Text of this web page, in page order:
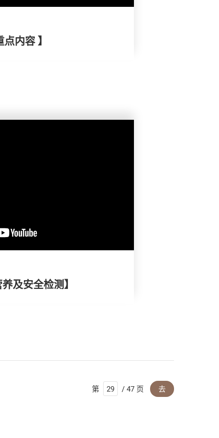
内容 】
及安全检测】
第 / 47 页 去